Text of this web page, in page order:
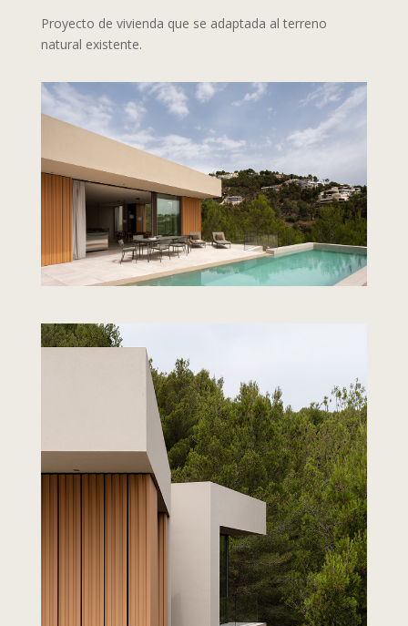
Proyecto de vivienda que se adaptada al terreno
natural existente.